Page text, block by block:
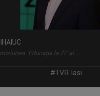
"Educația la Zi" și ...
#TVR Iasi